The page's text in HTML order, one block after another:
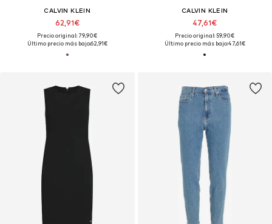
CALVIN KLEIN
62,91€
Precio original: 79,90€
Último precio más bajo:62,91€
CALVIN KLEIN
47,61€
Precio original: 59,90€
Último precio más bajo:47,61€